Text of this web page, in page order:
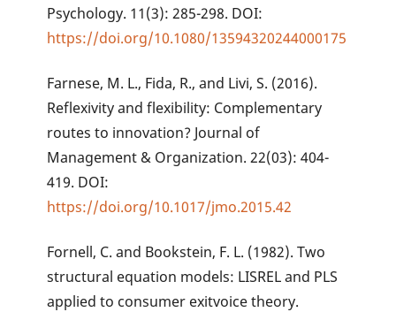
Psychology. 11(3): 285-298. DOI:
https://doi.org/10.1080/13594320244000175
Farnese, M. L., Fida, R., and Livi, S. (2016).
Reflexivity and flexibility: Complementary
routes to innovation? Journal of
Management & Organization. 22(03): 404-
419. DOI:
https://doi.org/10.1017/jmo.2015.42
Fornell, C. and Bookstein, F. L. (1982). Two
structural equation models: LISREL and PLS
applied to consumer exitvoice theory.